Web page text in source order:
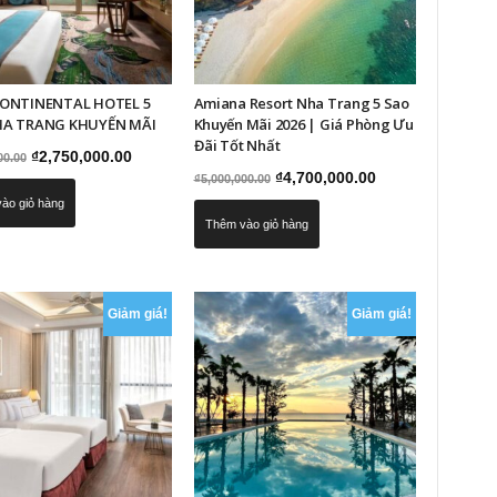
HOTEL 5
TRANG KHUYẾN MÃI
Giá
gốc
là:
₫2,750,000.00Giá
giỏ hàng
Amiana Resort Nha Trang 5 Sao
Khuyến Mãi 2026 | Giá Phòng Ưu
Đãi Tốt Nhất
₫5,000,000.00 Giá
gốc
là:
₫4,700,000.00Giá
Thêm vào giỏ hàng
Giảm giá! Giảm giá!